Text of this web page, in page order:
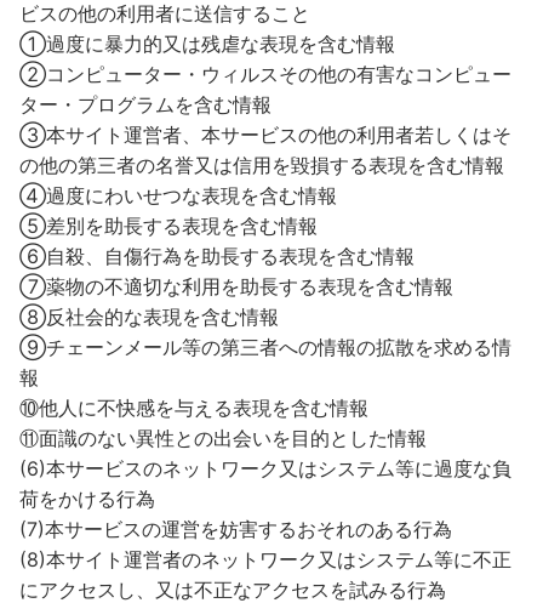
ビスの他の利用者に送信すること
①過度に暴力的又は残虐な表現を含む情報
②コンピューター・ウィルスその他の有害なコンピュー
ター・プログラムを含む情報
③本サイト運営者、本サービスの他の利用者若しくはそ
の他の第三者の名誉又は信用を毀損する表現を含む情報
④過度にわいせつな表現を含む情報
⑤差別を助長する表現を含む情報
⑥自殺、自傷行為を助長する表現を含む情報
⑦薬物の不適切な利用を助長する表現を含む情報
⑧反社会的な表現を含む情報
⑨チェーンメール等の第三者への情報の拡散を求める情
報
⑩他人に不快感を与える表現を含む情報
⑪面識のない異性との出会いを目的とした情報
(6)本サービスのネットワーク又はシステム等に過度な負
荷をかける行為
(7)本サービスの運営を妨害するおそれのある行為
(8)本サイト運営者のネットワーク又はシステム等に不正
にアクセスし、又は不正なアクセスを試みる行為